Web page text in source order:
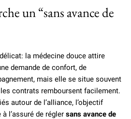
un “sans avance de
la médecine douce attire
demande de confort, de
mais elle se situe souvent
contrats remboursent facilement.
autour de l’alliance, l’objectif
l’assuré de régler sans avance de